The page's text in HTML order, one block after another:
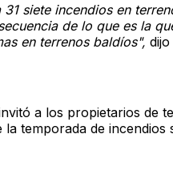
siete incendios en
de lo que es la
en terrenos baldíos", dijo
a los propietarios de
temporada de incendios